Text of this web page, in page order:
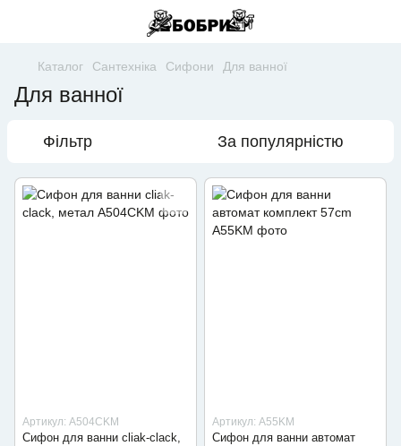
Каталог Сантехніка Сифони Для ванної
Для ванної
Фільтр За популярністю
Артикул: A504CKM
Сифон для ванни cliak-clack,
Артикул: A55KM
Сифон для ванни автомат